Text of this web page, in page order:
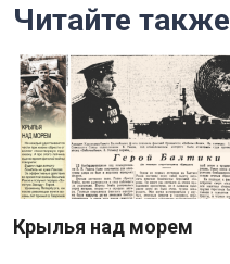
Читайте также
Крылья над морем